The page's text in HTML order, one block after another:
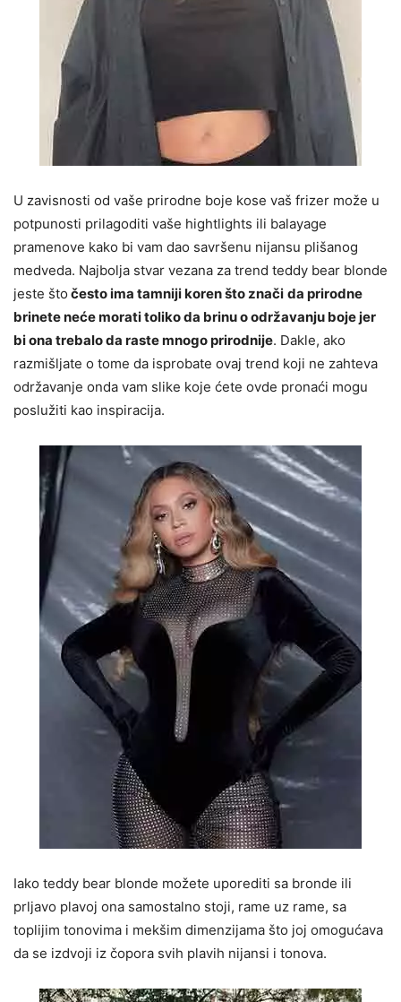
U zavisnosti od vaše prirodne boje kose vaš frizer može u
potpunosti prilagoditi vaše hightlights ili balayage
pramenove kako bi vam dao savršenu nijansu plišanog
medveda. Najbolja stvar vezana za trend teddy bear blonde
jeste što često ima tamniji koren što znači da prirodne
brinete neće morati toliko da brinu o održavanju boje jer
bi ona trebalo da raste mnogo prirodnije. Dakle, ako
razmišljate o tome da isprobate ovaj trend koji ne zahteva
održavanje onda vam slike koje ćete ovde pronaći mogu
poslužiti kao inspiracija.
Iako teddy bear blonde možete uporediti sa bronde ili
prljavo plavoj ona samostalno stoji, rame uz rame, sa
toplijim tonovima i mekšim dimenzijama što joj omogućava
da se izdvoji iz čopora svih plavih nijansi i tonova.